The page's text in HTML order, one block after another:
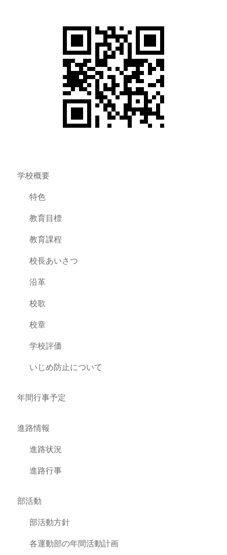
学校概要
特色
教育目標
教育課程
校長あいさつ
沿革
校歌
校章
学校評価
いじめ防止について
年間行事予定
進路情報
進路状況
進路行事
部活動
部活動方針
各運動部の年間活動計画